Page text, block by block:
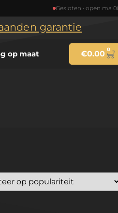
Gesloten · open ma
garantie
op maat €0.00 0